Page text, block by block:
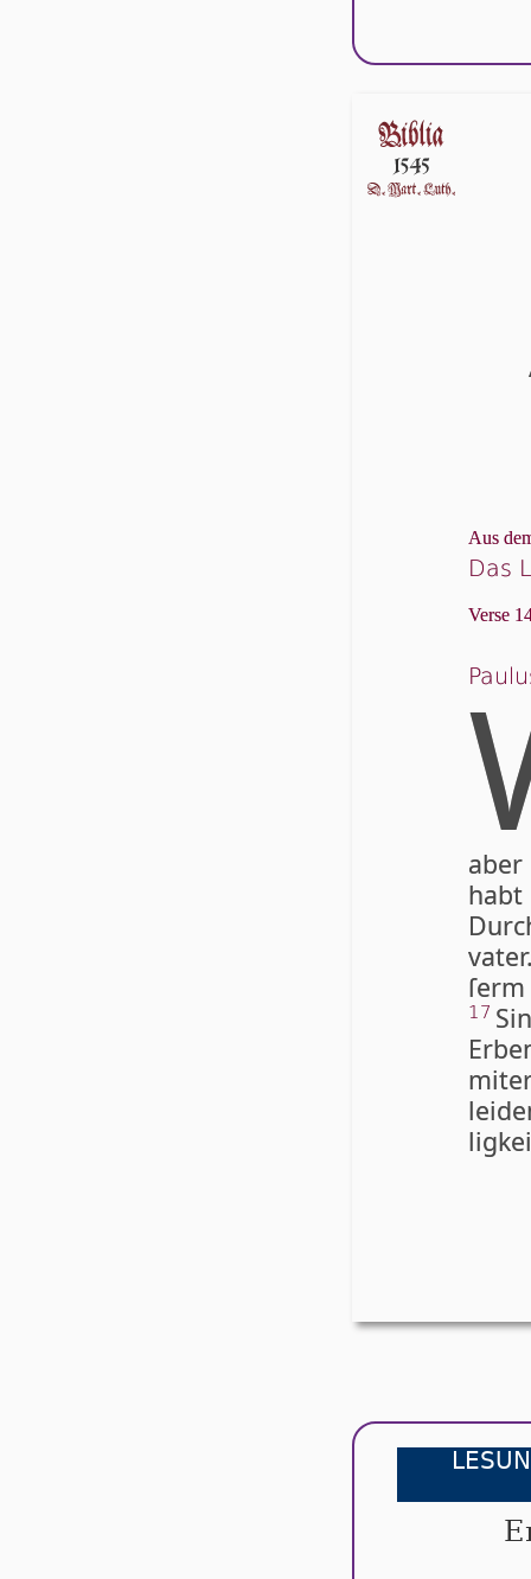
Aus
Das
Verse
habt
17